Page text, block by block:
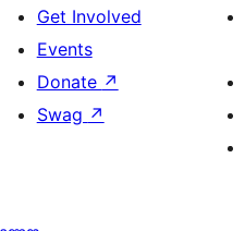
Get Involved
Events
Donate ↗
Swag ↗